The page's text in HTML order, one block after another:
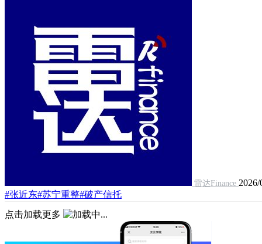
雷达Finance 2026/
#张近东#苏宁重整#破产信托
点击加载更多